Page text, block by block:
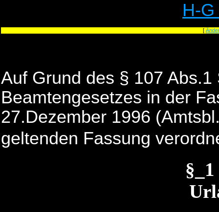
H-
[
Auf Grund des § 107
Beamtengesetzes in der
27.Dezember 1996
geltenden Fassung